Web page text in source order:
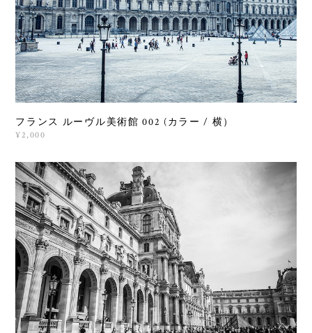
フランス ルーヴル美術館 002 (カラー / 横）
¥2,000